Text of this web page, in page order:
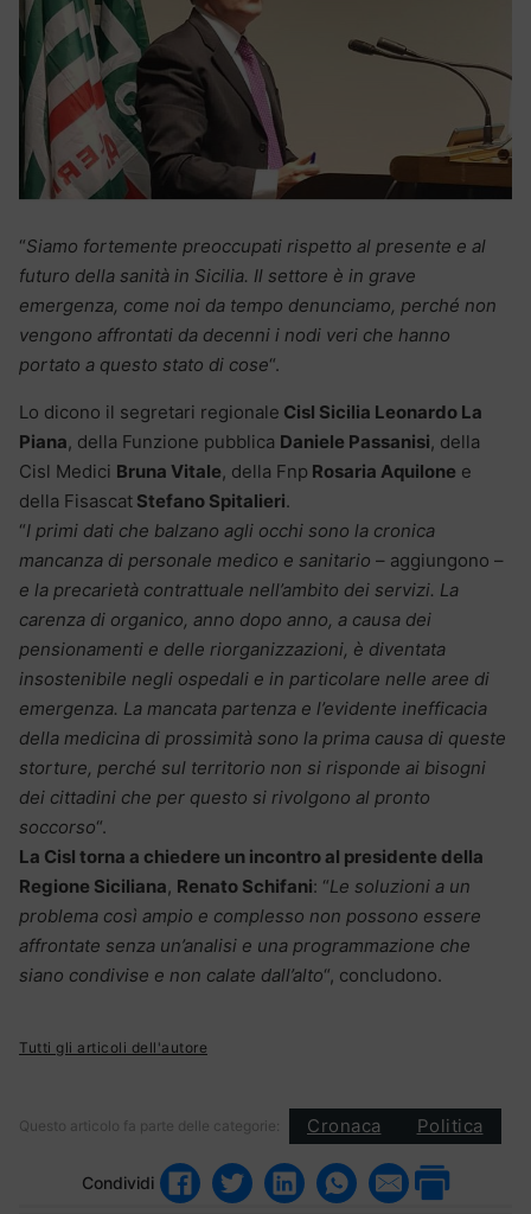
“Siamo fortemente preoccupati rispetto al presente e al
futuro della sanità in Sicilia. Il settore è in grave
emergenza, come noi da tempo denunciamo, perché non
vengono affrontati da decenni i nodi veri che hanno
portato a questo stato di cose“.
Lo dicono il segretari regionale Cisl Sicilia Leonardo La
Piana, della Funzione pubblica Daniele Passanisi, della
Cisl Medici Bruna Vitale, della Fnp Rosaria Aquilone e
della Fisascat Stefano Spitalieri.
“I primi dati che balzano agli occhi sono la cronica
mancanza di personale medico e sanitario – aggiungono –
e la precarietà contrattuale nell’ambito dei servizi. La
carenza di organico, anno dopo anno, a causa dei
pensionamenti e delle riorganizzazioni, è diventata
insostenibile negli ospedali e in particolare nelle aree di
emergenza. La mancata partenza e l’evidente inefficacia
della medicina di prossimità sono la prima causa di queste
storture, perché sul territorio non si risponde ai bisogni
dei cittadini che per questo si rivolgono al pronto
soccorso“.
La Cisl torna a chiedere un incontro al presidente della
Regione Siciliana, Renato Schifani: “Le soluzioni a un
problema così ampio e complesso non possono essere
affrontate senza un’analisi e una programmazione che
siano condivise e non calate dall’alto“, concludono.
Tutti gli articoli dell'autore
Questo articolo fa parte delle categorie: Cronaca Politica
Condividi